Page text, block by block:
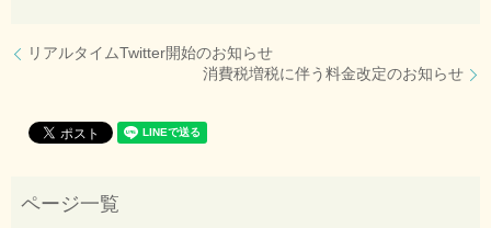
リアルタイムTwitter開始のお知らせ
消費税増税に伴う料金改定のお知らせ